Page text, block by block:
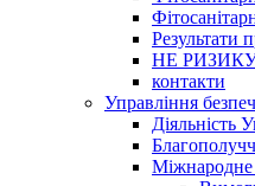
Результати
НЕ
контакти
Управління
Діяльність
Міжнародне